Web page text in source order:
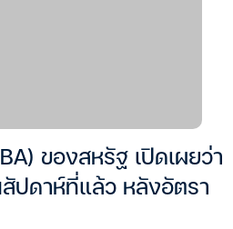
ของสหรัฐ เปิดเผยว่า
ปดาห์ที่แล้ว หลังอัตรา